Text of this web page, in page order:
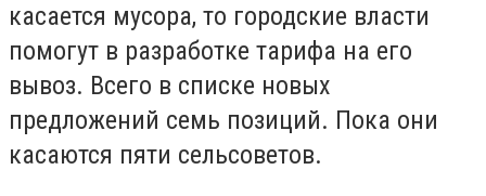
касается мусора, то городские власти
помогут в разработке тарифа на его
вывоз. Всего в списке новых
предложений семь позиций. Пока они
касаются пяти сельсоветов.